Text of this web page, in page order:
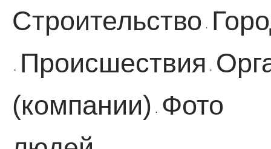
Строительство ·
· Происшествия ·
(компании)
·
Фото